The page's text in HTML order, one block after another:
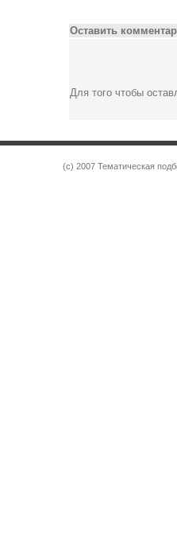
Оставить
Для того чтобы
(c) 2007 Тематическая